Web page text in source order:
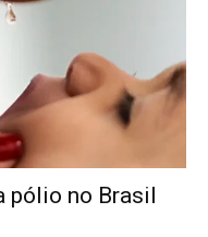
pólio no Brasil